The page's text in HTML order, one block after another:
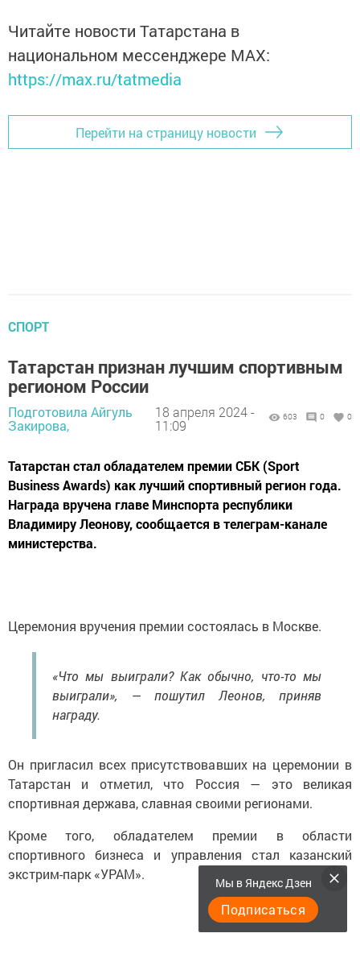
Читайте новости Татарстана в
национальном мессенджере MАХ:
https://max.ru/tatmedia
Перейти на страницу новости
СПОРТ
Татарстан признан лучшим спортивным
регионом России
Подготовила Айгуль
Закирова,
18 апреля 2024 -
11:09
603 0 0
Татарстан стал обладателем премии СБК (Sport
Business Awards) как лучший спортивный регион года.
Награда вручена главе Минспорта республики
Владимиру Леонову, сообщается в телеграм-канале
министерства.
Церемония вручения премии состоялась в Москве.
«Что мы выиграли? Как обычно, что-то мы
выиграли», — пошутил Леонов, приняв
награду.
Он пригласил всех присутствовавших на церемонии в
Татарстан и отметил, что Россия — это великая
спортивная держава, славная своими регионами.
Кроме того, обладателем премии в области
спортивного бизнеса и управления стал казанский
экстрим-парк «УРАМ».
Мы в Яндекс Дзен
Подписаться